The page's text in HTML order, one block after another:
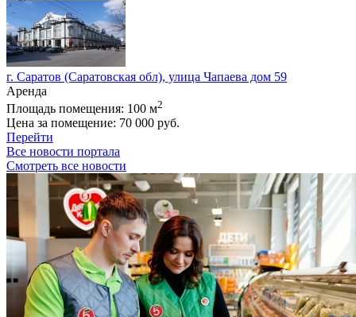
г. Саратов (Саратовская обл), улица Чапаева дом 59
Аренда
Площадь помещения: 100 м2
Цена за помещение: 70 000 руб.
Перейти
Все новости портала
Смотреть все новости